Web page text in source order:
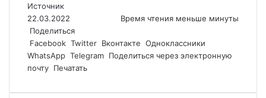
Источник
22.03.2022
Время чтения меньше минуты
Поделиться
Facebook Twitter Вконтакте Одноклассники
WhatsApp Telegram Поделиться через электронную
почту Печатать